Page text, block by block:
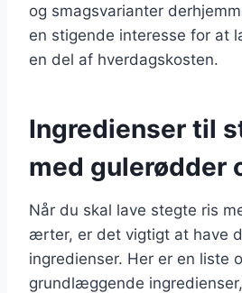
og smagsvarianter
en stigende interesse for at
en del af hverdagskosten.
Ingredienser til
med gulerødder
Når du skal lave stegte ris
ærter, er det vigtigt at have
ingredienser. Her er en liste
grundlæggende